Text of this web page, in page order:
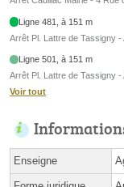
Ligne 481, à 151 m
Arrêt Pl. Lattre de Tassigny
Ligne 501, à 151 m
Arrêt Pl. Lattre de Tassigny
Voir tout
Enseigne